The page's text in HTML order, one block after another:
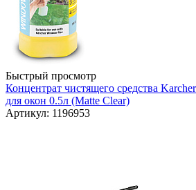
Быстрый просмотр
Концентрат чистящего средства
для окон 0.5л (Matte Clear)
Артикул: 1196953